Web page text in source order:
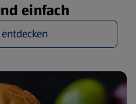
einfach